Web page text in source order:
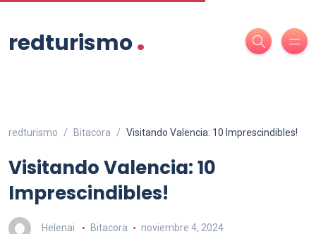
redturismo.
redturismo Bitacora Visitando Valencia: 10 Imprescindibles!
Visitando Valencia: 10
Imprescindibles!
Helenai Bitacora noviembre 4, 2024